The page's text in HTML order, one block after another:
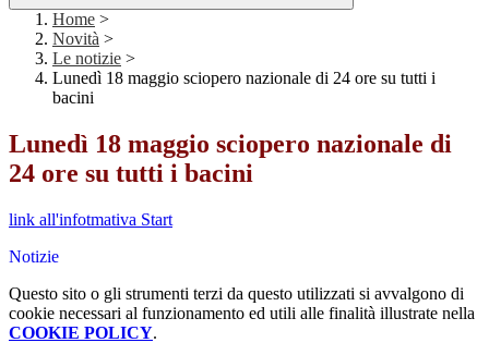
Home >
Novità >
Le notizie >
Lunedì 18 maggio sciopero nazionale di 24 ore su tutti i
bacini
Lunedì 18 maggio sciopero nazionale di
24 ore su tutti i bacini
link all'infotmativa Start
Notizie
Questo sito o gli strumenti terzi da questo utilizzati si avvalgono di
cookie necessari al funzionamento ed utili alle finalità illustrate nella
COOKIE POLICY.